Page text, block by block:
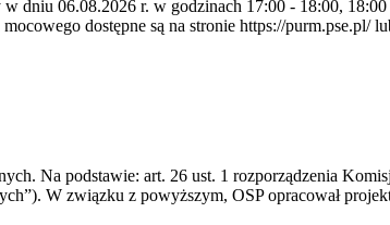
dniu 06.08.2026 r. w godzinach 17:00 - 18:00,
dostępne są na stronie https://purm.pse.pl/
Na podstawie: art. 26 ust. 1 rozporządzenia
W związku z powyższym, OSP opracował